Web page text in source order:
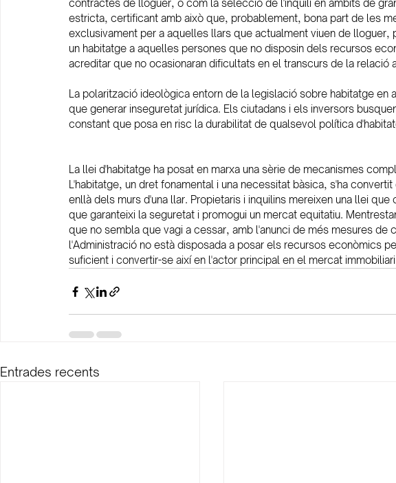
contractes de lloguer, o com la selecció de l'inquilí en àmbits de
estricta, certificant amb això que, probablement, bona part de les
exclusivament per a aquelles llars que actualment viuen de
un habitatge a aquelles persones que no disposin dels recursos
acreditar que no ocasionaran dificultats en el transcurs de la relació
La polarització ideològica entorn de la legislació sobre habitatge en
que generar inseguretat jurídica. Els ciutadans i els inversors
constant que posa en risc la durabilitat de qualsevol política
La llei d'habitatge ha posat en marxa una sèrie de mecanismes
L'habitatge, un dret fonamental i una necessitat bàsica, s'ha
enllà dels murs d'una llar. Propietaris i inquilins mereixen una llei
que garanteixi la seguretat i promogui un mercat equitatiu.
que no sembla que vagi a cessar, amb l'anunci de més mesures de
l'Administració no està disposada a posar els recursos econòmics
suficient i convertir-se així en l'actor principal en el mercat
Entrades recents